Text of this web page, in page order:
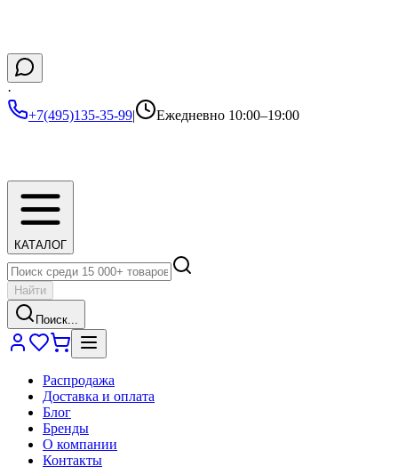
·
+7(495)135-35-99| Ежедневно 10:00–19:00
КАТАЛОГ
Найти
Поиск...
Распродажа
Доставка и оплата
Блог
Бренды
О компании
Контакты